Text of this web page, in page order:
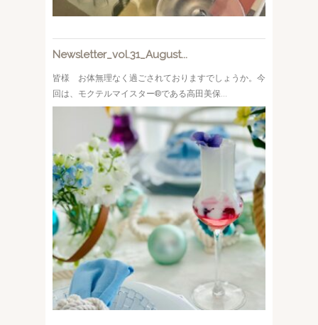
Newsletter_vol.31_August...
皆様 お体無理なく過ごされておりますでしょうか。今
回は、モクテルマイスター®︎である高田美保...